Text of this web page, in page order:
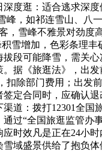
度逛：适合逃求深
峰，如祁连雪山、八
，雪峰不雅景对劲度
积雪增加，色彩条理
拔段可能降雪，需关
据《旅逛法》，出发
扣除部门费用；出发
定合同时，应确认退
道：拨打12301全国
过“全国旅逛监管办
应时效凡是正在24小
雪域盛景供给了抱负